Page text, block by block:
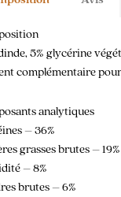
5% glycérine
complémentaire
analytiques
– 36%
grasses brutes – 19%
– 8%
brutes – 6%